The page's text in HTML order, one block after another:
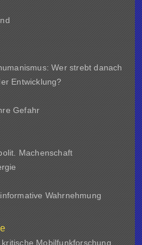
Wer strebt danach
Entwicklung?
Gefahr
Machenschaft
Wahrnehmung
Mobilfunkforschung